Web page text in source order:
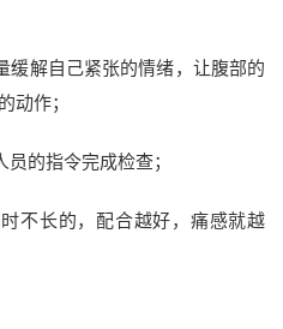
缓解自己紧张的情绪，让腹部的
动作；
的指令完成检查；
不长的，配合越好，痛感就越